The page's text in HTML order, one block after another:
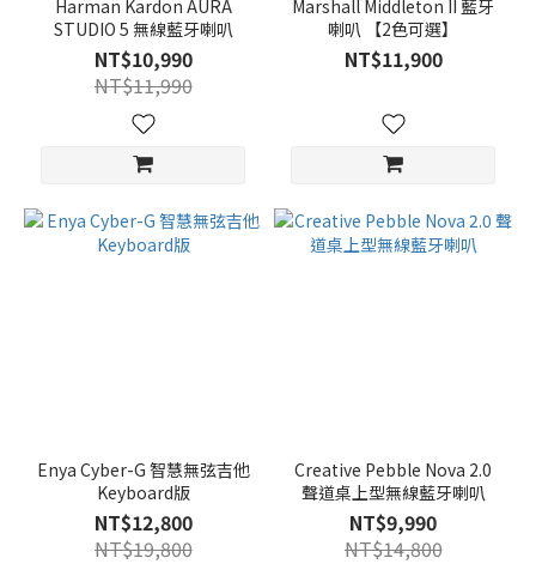
Harman Kardon AURA
STUDIO 5 無線藍牙喇叭
NT$10,990
NT$11,990
Marshall Middleton II 藍牙
喇叭 【2色可選】
NT$11,900
Enya Cyber-G 智慧無弦吉他
Keyboard版
NT$12,800
NT$19,800
Creative Pebble Nova 2.0
聲道桌上型無線藍牙喇叭
NT$9,990
NT$14,800